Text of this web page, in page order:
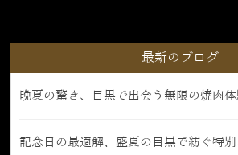
最新のブログ
晩夏の驚き、目黒で出会う無限の焼肉
記念日の最適解、盛夏の目黒で紡ぐ特